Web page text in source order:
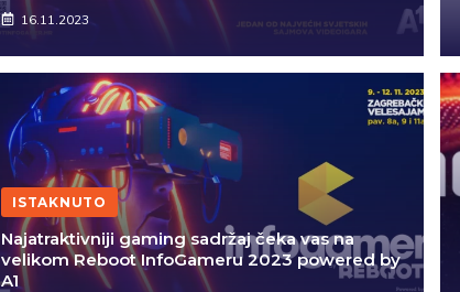
16.11.2023
ISTAKNUTO
Najatraktivniji gaming sadržaj čeka vas na
velikom Reboot InfoGameru 2023 powered by
A1